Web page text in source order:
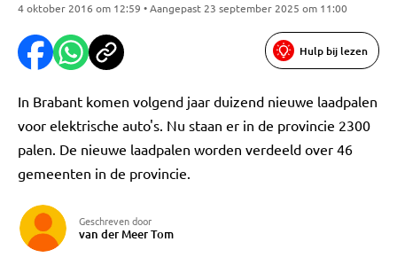
4 oktober 2016 om 12:59 • Aangepast 23 september 2025 om 11:00
Hulp bij lezen
In Brabant komen volgend jaar duizend nieuwe laadpalen
voor elektrische auto's. Nu staan er in de provincie 2300
palen. De nieuwe laadpalen worden verdeeld over 46
gemeenten in de provincie.
Geschreven door
van der Meer Tom